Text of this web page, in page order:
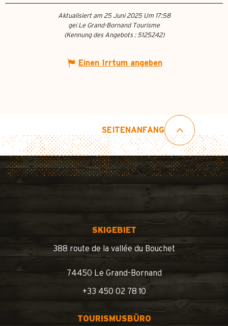
Aktualisiert am 25 Juni 2025 Um 17:58
gei Le Grand-Bornand Tourisme
(Kennung des Angebots : 5125242)
Einen Irrtum angeben
SEITENANFANG
SKIGEBIET
388 route de la vallée du Bouchet
74450 Le Grand-Bornand
+33 450 02 78 10
TOURISMUSBÜRO